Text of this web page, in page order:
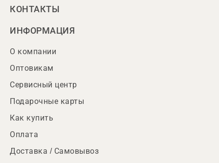
КОНТАКТЫ
ИНФОРМАЦИЯ
О компании
Оптовикам
Сервисный центр
Подарочные карты
Как купить
Оплата
Доставка / Самовывоз